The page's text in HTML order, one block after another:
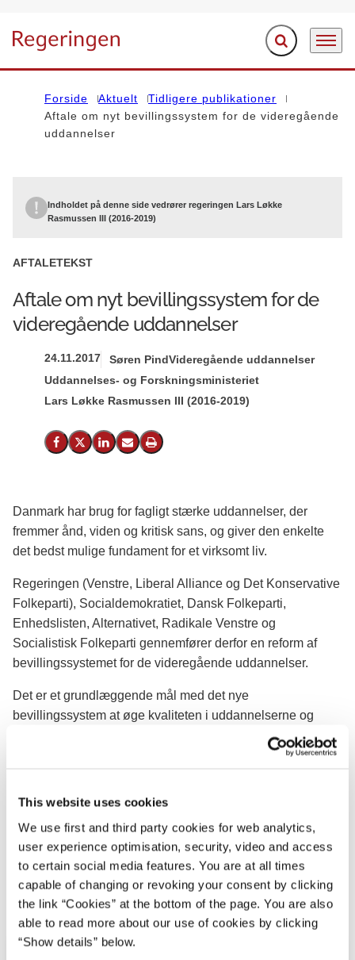
This website uses cookies
We use first and third party cookies for web analytics,
user experience optimisation, security, video and access
to certain social media features. You are at all times
capable of changing or revoking your consent by clicking
the link “Cookies” at the bottom of the page. You are also
able to read more about our use of cookies by clicking
“Show details” below.
Gå til forsiden Fold søgefelt ud
Menu
Forside Aktuelt
Tidligere publikationer
Aftale om nyt bevillingssystem for de videregående
uddannelser
Indholdet på denne side vedrører regeringen Lars Løkke
Rasmussen III (2016-2019)
AFTALETEKST
Aftale om nyt bevillingssystem for de
videregående uddannelser
24.11.2017 Søren PindVideregående uddannelser
Uddannelses- og Forskningsministeriet
Lars Løkke Rasmussen III (2016-2019)
Del på Facebook
Del på X (Twitter)
Del på LinkedIn
Send email
Print
Danmark har brug for fagligt stærke uddannelser, der
fremmer ånd, viden og kritisk sans, og giver den enkelte
det bedst mulige fundament for et virksomt liv.
Regeringen (Venstre, Liberal Alliance og Det Konservative
Folkeparti), Socialdemokratiet, Dansk Folkeparti,
Enhedslisten, Alternativet, Radikale Venstre og
Socialistisk Folkeparti gennemfører derfor en reform af
bevillingssystemet for de videregående uddannelser.
Det er et grundlæggende mål med det nye
bevillingssystem at øge kvaliteten i uddannelserne og
styrke det ledelsesmæssige fokus på god undervisning og
en bedre overgang til job efter studierne. Partierne ønsker
videregående uddannelsessystem.
Det nye bevillingssystem baseres på tre grundelementer:
Grundtilskud
Aktivitetstilskud
Resultattilskud